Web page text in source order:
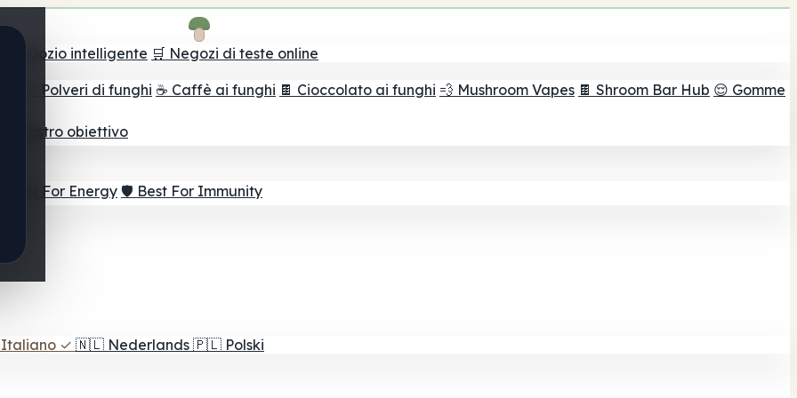
il negozio intelligente 🛒 Negozi di teste online
🫙 Polveri di funghi ☕ Caffè ai funghi 🍫 Cioccolato ai funghi 💨 Mushroom Vapes 🍫 Shroom Bar Hub 😌 Gomme
il vostro obiettivo
⚡ Best For Energy 🛡️ Best For Immunity
Italiano ✓ 🇳🇱 Nederlands 🇵🇱 Polski